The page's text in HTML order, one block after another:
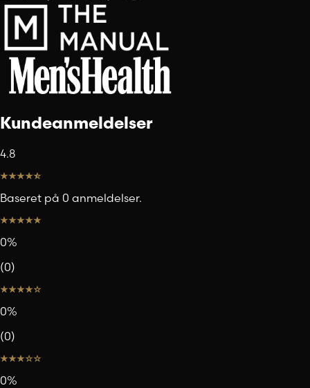
Kundeanmeldelser
4.8
Baseret på 0 anmeldelser.
0%
(0)
0%
(0)
0%